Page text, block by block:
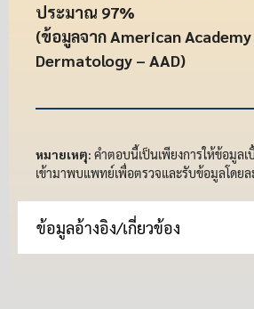
ประมาณ 97%
(ข้อมูลจาก American
Dermatology – AAD)
หมายเหตุ: คำตอบนี้เป็นเพียงการให้ข้อมูล
เข้ามาพบแพทย์เพื่อตรวจและรับข้อมูลโดยล
ข้อมูลอ้างอิง/เกี่ยวข้อง